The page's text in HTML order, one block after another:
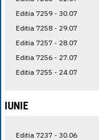
Editia 7259 - 30.07
Editia 7258 - 29.07
Editia 7257 - 28.07
Editia 7256 - 27.07
Editia 7255 - 24.07
IUNIE
Editia 7237 - 30.06